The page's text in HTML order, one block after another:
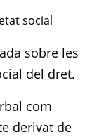
social
sobre les
del dret.
com
derivat de